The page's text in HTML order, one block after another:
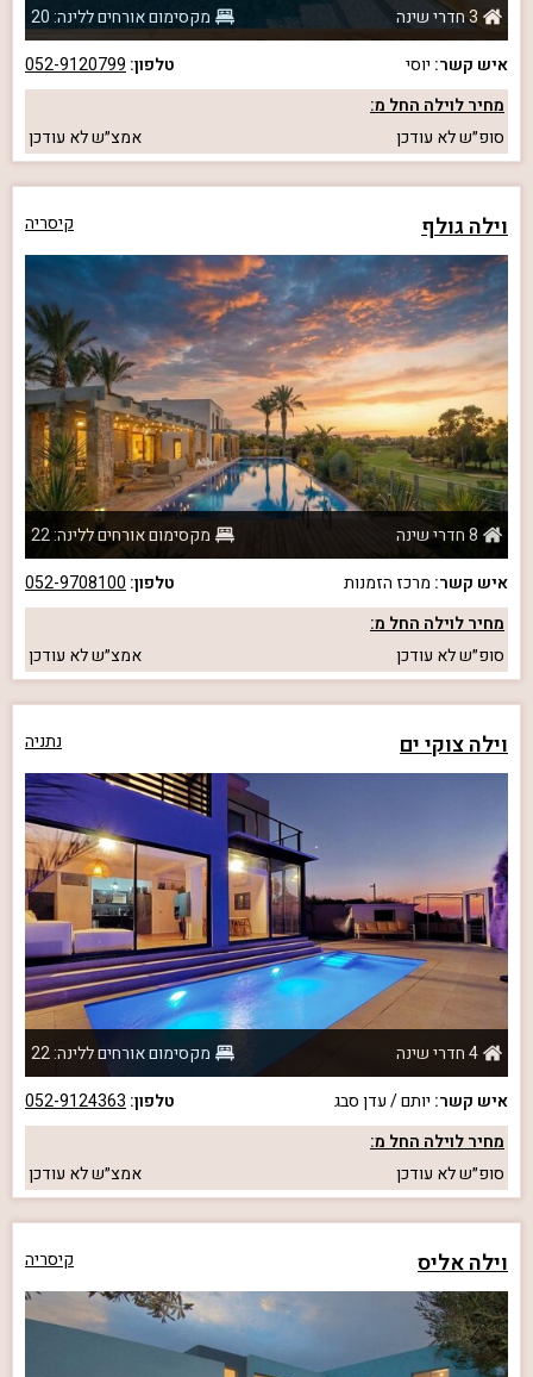
3 חדרי שינה
מקסימום אורחים ללינה: 20
איש קשר: יוסי טלפון: 052-9120799
מחיר לוילה החל מ:
סופ״שלא עודכן אמצ״שלא עודכן
וילה גולף קיסריה
8 חדרי שינה
מקסימום אורחים ללינה: 22
איש קשר: מרכז הזמנות טלפון: 052-9708100
מחיר לוילה החל מ:
סופ״שלא עודכן אמצ״שלא עודכן
וילה צוקי ים נתניה
4 חדרי שינה
מקסימום אורחים ללינה: 22
איש קשר: יותם / עדן סבג טלפון: 052-9124363
מחיר לוילה החל מ:
סופ״שלא עודכן אמצ״שלא עודכן
וילה אליס קיסריה